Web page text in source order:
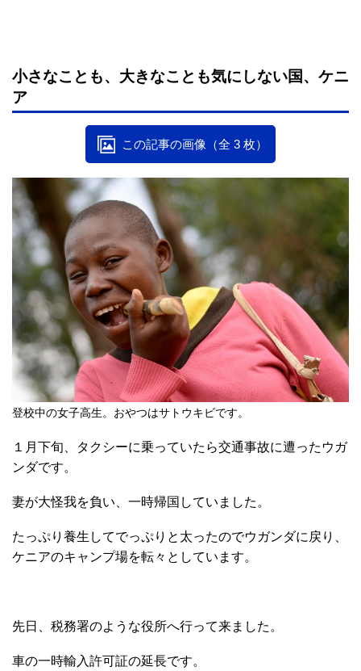
小さなことも、大きなことも気にしない国、ケニ
ア
この記事の画像（全 3 枚）
登校中の女子高生。おやつはサトウキビです。
１月下旬、タクシーに乗っていたら交通事故に遭ったウガ
ンダです。
妻が大怪我を負い、一時帰国していました。
たっぷり養生してでっぷりと太ったのでウガンダに戻り、
ケニアのキャンプ場を転々としています。
先日、税務署のような役所へ行って来ました。
車の一時輸入許可証の延長です。